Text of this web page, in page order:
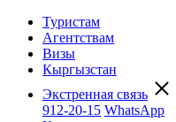
Туристам
Агентствам
Визы
Кыргызстан
Экстренная связь
912-20-15 WhatsApp